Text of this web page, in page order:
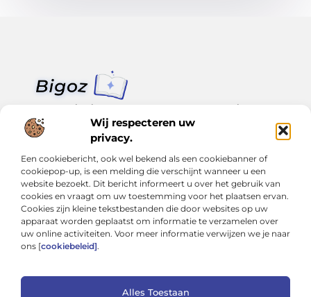
Wij respecteren uw
privacy.
Een cookiebericht, ook wel bekend als een cookiebanner of
cookiepop-up, is een melding die verschijnt wanneer u een
website bezoekt. Dit bericht informeert u over het gebruik van
cookies en vraagt om uw toestemming voor het plaatsen ervan.
Cookies zijn kleine tekstbestanden die door websites op uw
apparaat worden geplaatst om informatie te verzamelen over
uw online activiteiten. Voor meer informatie verwijzen we je naar
ons [cookiebeleid].
Alles Toestaan
Van klein nieuws tot grote trends – alles op Bigoz.nl.
Lees inspirerende blogs en artikelen over het dagelijks leven,
actualiteit en meer.
Bericht categorie
Onze informatie